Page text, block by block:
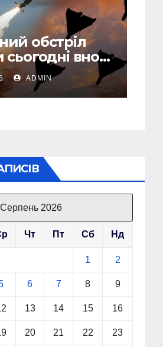
обстріл
сьогодні вночі:
пошкоджені
ADMIN
Серпень 2026
Чт Пт Сб Нд
1 2
6 7 8 9
13 14 15 16
20 21 22 23